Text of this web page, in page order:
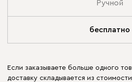
Ручной
бесплатно
Если заказываете больше одного
доставку складывается из